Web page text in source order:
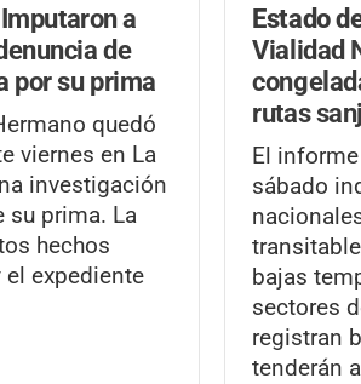
Imputaron a
de
por su prima
quedó
viernes en La
investigación
su prima. La
hechos
expediente
Estado
Vialidad
rutas
El
sábado
bajas
sectores
registran
tenderán